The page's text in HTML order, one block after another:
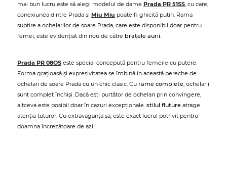
mai bun lucru este să alegi modelul de dame Prada PR 51SS, cu care,
conexiunea dintre Prada și Miu Miu poate fi ghicită puțin. Rama
subțire a ochelarilor de soare Prada, care este disponibil doar pentru
femei, este evidențiat din nou de către brațele aurii.
Prada PR 08OS este special concepută pentru femeile cu putere.
Forma grațioasă și expresivitatea se îmbină în această pereche de
ochelari de soare Prada cu un chic clasic. Cu rame complete, ochelarii
sunt complet închiși. Dacă ești purtător de ochelari prin convingere,
altceva este posibil doar în cazuri excepționale. stilul fluture atrage
atenția tuturor. Cu extravaganța sa, este exact lucrul potrivit pentru
doamna încrezătoare de azi.